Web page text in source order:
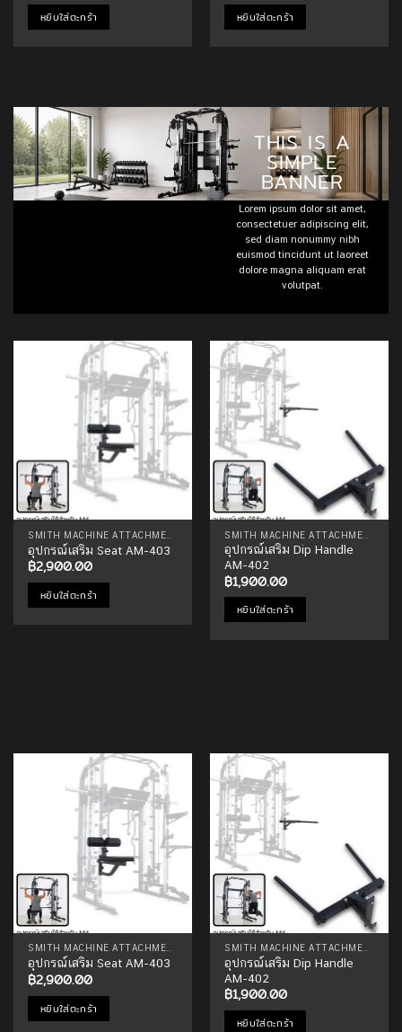
หยิบใส่ตะกร้า หยิบใส่ตะกร้า
THIS IS A
SIMPLE
BANNER
Lorem ipsum dolor sit amet,
consectetuer adipiscing elit,
sed diam nonummy nibh
euismod tincidunt ut laoreet
dolore magna aliquam erat
volutpat.
Add to
Wishlist
อุปกรณ์เสริม Seat AM-403
฿2,900.00
หยิบใส่ตะกร้า
อุปกรณ์เสริม Dip Handle
AM-402
฿1,900.00
หยิบใส่ตะกร้า
Add to
Wishlist
อุปกรณ์เสริม Seat AM-403
฿2,900.00
หยิบใส่ตะกร้า
อุปกรณ์เสริม Dip Handle
AM-402
฿1,900.00
หยิบใส่ตะกร้า